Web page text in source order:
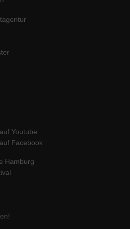
Youtube
Facebook
Hamburg
Cookies von externen Medien akzeptiert
Inhalte keiner manuellen Einwilligung
anzeigen